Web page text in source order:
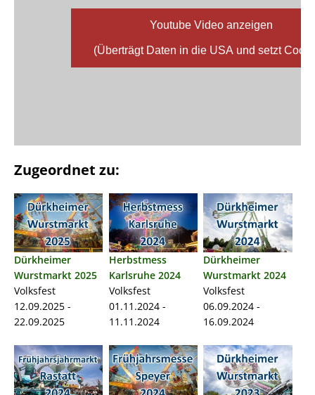
Youtube Video anzeigen
(Überträgt Daten in die USA und setzt
Zugeordnet zu:
Dürkheimer
Wurstmarkt 2025
Volksfest
12.09.2025 -
22.09.2025
Herbstmess
Karlsruhe 2024
Volksfest
01.11.2024 -
11.11.2024
Dürkheimer
Wurstmarkt 2024
Volksfest
06.09.2024 -
16.09.2024